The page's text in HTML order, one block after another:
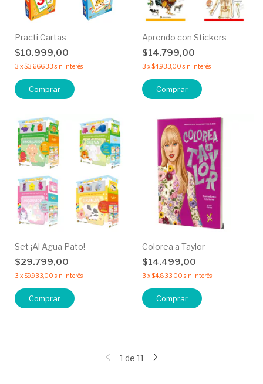
Practi Cartas
$10.999,00
3 x$3.666,33 sin interés
Comprar
Aprendo con Stickers
$14.799,00
3 x$4.933,00 sin interés
Comprar
Set ¡Al Agua Pato!
$29.799,00
3 x$9.933,00 sin interés
Comprar
Colorea a Taylor
$14.499,00
3 x$4.833,00 sin interés
1 de 11